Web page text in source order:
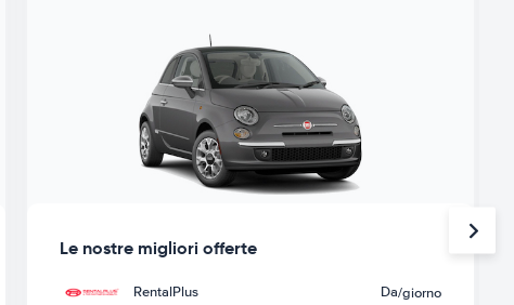
Le nostre migliori offerte
RentalPlus Da/giorno